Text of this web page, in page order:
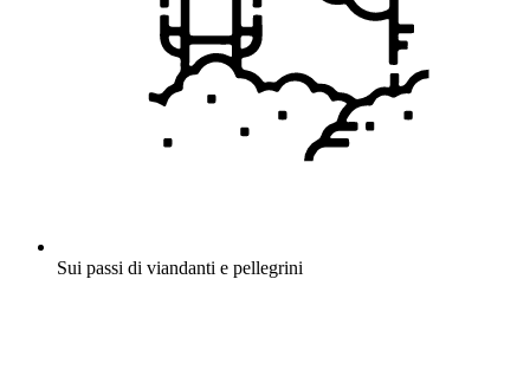
Sui passi di viandanti e pellegrini